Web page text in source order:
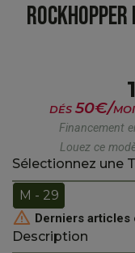
DÉS 50€/
Financement
Louez ce
Sélectionnez une
M - 29
 Derniers articles
Description